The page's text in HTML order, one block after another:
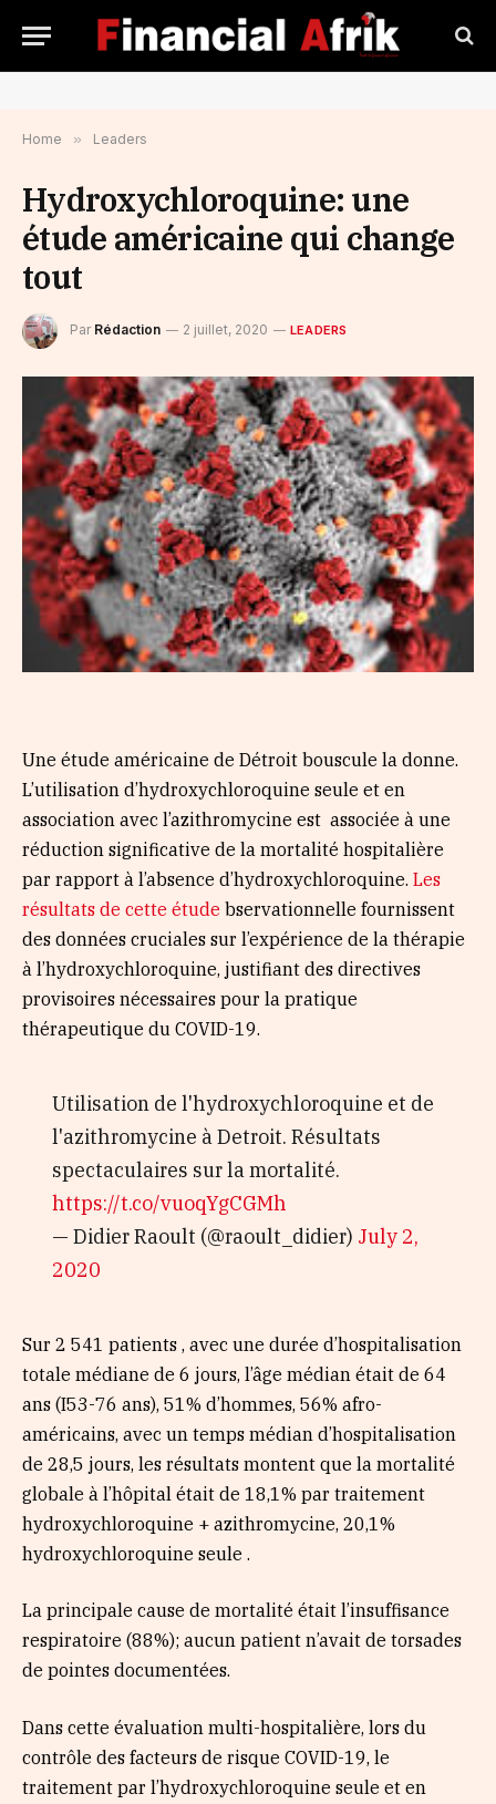
Home » Leaders
Hydroxychloroquine: une
étude américaine qui change
tout
Par Rédaction 2 juillet, 2020 LEADERS
Une étude américaine de Détroit bouscule la donne.
L’utilisation d’hydroxychloroquine seule et en
association avec l’azithromycine est associée à une
réduction significative de la mortalité hospitalière
par rapport à l’absence d’hydroxychloroquine. Les
résultats de cette étude bservationnelle fournissent
des données cruciales sur l’expérience de la thérapie
à l’hydroxychloroquine, justifiant des directives
provisoires nécessaires pour la pratique
thérapeutique du COVID-19.
Utilisation de l'hydroxychloroquine et de
l'azithromycine à Detroit. Résultats
spectaculaires sur la mortalité.
https://t.co/vuoqYgCGMh
— Didier Raoult (@raoult_didier) July 2,
2020
Sur 2 541 patients , avec une durée d’hospitalisation
totale médiane de 6 jours, l’âge médian était de 64
ans (I53-76 ans), 51% d’hommes, 56% afro-
américains, avec un temps médian d’hospitalisation
de 28,5 jours, les résultats montent que la mortalité
globale à l’hôpital était de 18,1% par traitement
hydroxychloroquine + azithromycine, 20,1%
hydroxychloroquine seule .
La principale cause de mortalité était l’insuffisance
respiratoire (88%); aucun patient n’avait de torsades
de pointes documentées.
Dans cette évaluation multi-hospitalière, lors du
contrôle des facteurs de risque COVID-19, le
traitement par l’hydroxychloroquine seule et en